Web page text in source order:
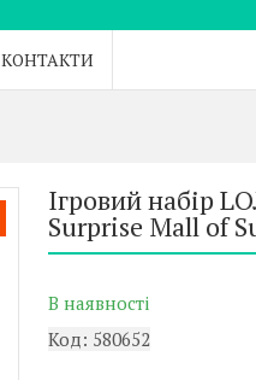
КОНТАКТИ
Ігровий набір
Surprise Mall of
В наявності
Код: 580652